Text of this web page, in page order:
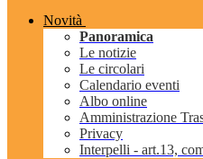
Novità
Panoramica
Le notizie
Le circolari
Calendario eventi
Albo online
Amministrazione
Privacy
Interpelli - art.13,